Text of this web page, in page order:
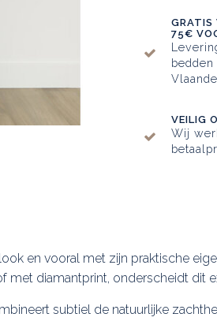
GRATIS
75€
VEILIG
Wij
en vooral met zijn praktische
met diamantprint, onderscheidt dit
subtiel de natuurlijke